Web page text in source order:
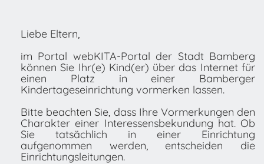
Liebe Eltern,
im Portal webKITA-Portal der Stadt Bamberg
können Sie Ihr(e) Kind(er) über das Internet für
einen Platz in einer Bamberger
Kindertageseinrichtung vormerken lassen.
Bitte beachten Sie, dass Ihre Vormerkungen den
Charakter einer Interessensbekundung hat. Ob
Sie tatsächlich in einer Einrichtung
aufgenommen werden, entscheiden die
Einrichtungsleitungen.